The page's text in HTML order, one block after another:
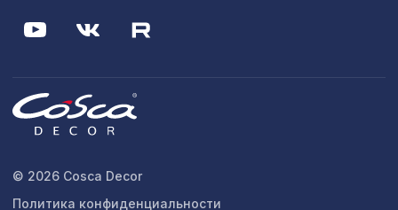
© 2026 Cosca Decor
Политика конфиденциальности